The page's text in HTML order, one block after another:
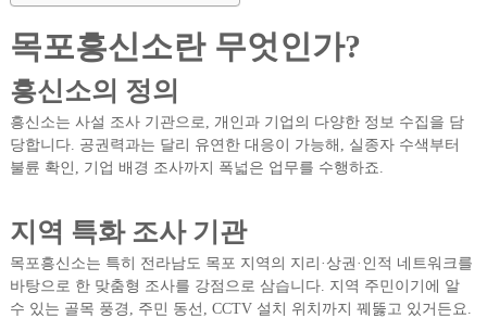
목포흥신소란 무엇인가?
흥신소의 정의
흥신소는 사설 조사 기관으로, 개인과 기업의 다양한 정보 수집을 담
당합니다. 공권력과는 달리 유연한 대응이 가능해, 실종자 수색부터
불륜 확인, 기업 배경 조사까지 폭넓은 업무를 수행하죠.
지역 특화 조사 기관
목포흥신소는 특히 전라남도 목포 지역의 지리·상권·인적 네트워크를
바탕으로 한 맞춤형 조사를 강점으로 삼습니다. 지역 주민이기에 알
수 있는 골목 풍경, 주민 동선, CCTV 설치 위치까지 꿰뚫고 있거든요.